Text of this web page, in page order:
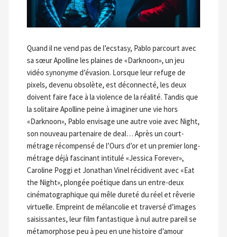
Quand il ne vend pas de l’ecstasy, Pablo parcourt avec
sa sœur Apolline les plaines de «Darknoon», un jeu
vidéo synonyme d’évasion. Lorsque leur refuge de
pixels, devenu obsolète, est déconnecté, les deux
doivent faire face à la violence de la réalité. Tandis que
la solitaire Apolline peine à imaginer une vie hors
«Darknoon», Pablo envisage une autre voie avec Night,
son nouveau partenaire de deal… Après un court-
métrage récompensé de l’Ours d’or et un premier long-
métrage déjà fascinant intitulé «Jessica Forever»,
Caroline Poggi et Jonathan Vinel récidivent avec «Eat
the Night», plongée poétique dans un entre-deux
cinématographique qui mêle dureté du réel et rêverie
virtuelle. Empreint de mélancolie et traversé d’images
saisissantes, leur film fantastique à nul autre pareil se
métamorphose peu à peu en une histoire d’amour